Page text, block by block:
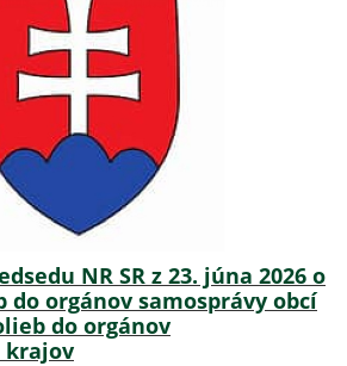
NR SR z 23. júna 2026 o
orgánov samosprávy obcí
do orgánov
krajov